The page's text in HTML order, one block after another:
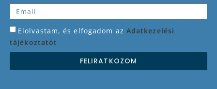
Elolvastam, és elfogadom az Adatkezelési
tájékoztatót
FELIRATKOZOM